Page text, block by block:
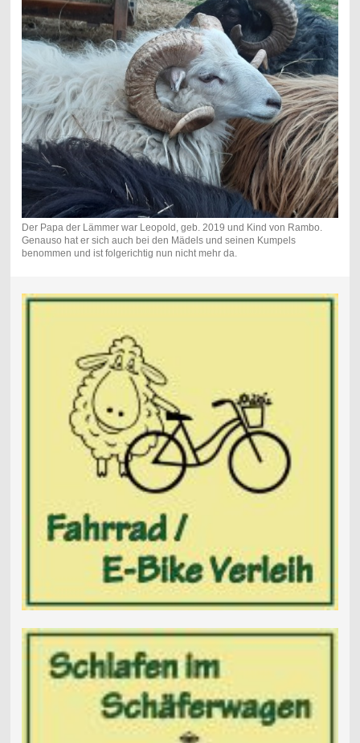
Der Papa der Lämmer war Leopold, geb. 2019 und Kind von Rambo.
Genauso hat er sich auch bei den Mädels und seinen Kumpels
benommen und ist folgerichtig nun nicht mehr da.